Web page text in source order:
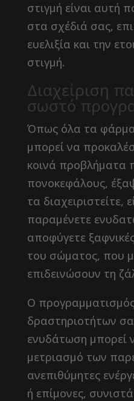
στιγμή είναι αυτή
στα σχέδιά σας,
ευελιξία και την
στιγμή.
Διαχείριση
σωστό
Όπως όλα τα
μπορεί να
κοινά προβλήματα
πονοκεφάλους,
τα διαχειριστείτε,
παραμένετε
αποφύγετε
του σώματος, που
επιδεινώσουν τη
Ο
δραστηριοτήτων
ενυδάτωση μπορεί
μετριασμό των
ανεπιθύμητες
ή επίμονες,